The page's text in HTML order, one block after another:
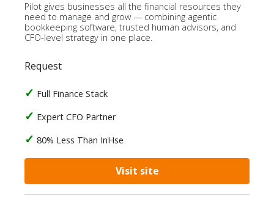
Pilot gives businesses all the financial resources they
need to manage and grow — combining agentic
bookkeeping software, trusted human advisors, and
CFO-level strategy in one place.
Request
Full Finance Stack
Expert CFO Partner
80% Less Than InHse
Visit site